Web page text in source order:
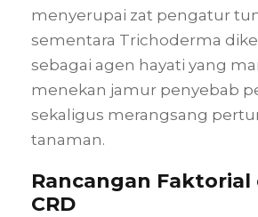
menyerupai zat pengatur
sementara Trichoderma
sebagai agen hayati yang
menekan jamur penyebab
sekaligus merangsang
tanaman.
Rancangan Faktorial
CRD